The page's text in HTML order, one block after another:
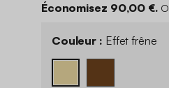
Économisez 90,00 €.
Couleur : Effet frêne